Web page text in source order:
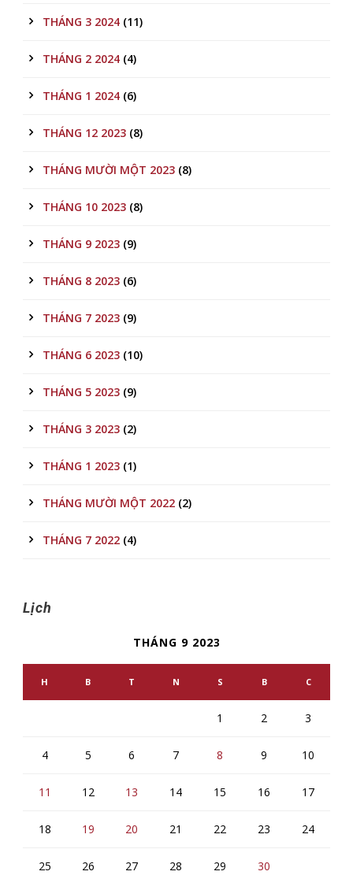
THÁNG 3 2024 (11)
THÁNG 2 2024 (4)
THÁNG 1 2024 (6)
THÁNG 12 2023 (8)
THÁNG MƯỜI MỘT 2023 (8)
THÁNG 10 2023 (8)
THÁNG 9 2023 (9)
THÁNG 8 2023 (6)
THÁNG 7 2023 (9)
THÁNG 6 2023 (10)
THÁNG 5 2023 (9)
THÁNG 3 2023 (2)
THÁNG 1 2023 (1)
THÁNG MƯỜI MỘT 2022 (2)
THÁNG 7 2022 (4)
Lịch
THÁNG 9 2023
H B T N S B C
1 2 3
4 5 6 7 8 9 10
11 12 13 14 15 16 17
18 19 20 21 22 23 24
25 26 27 28 29
30